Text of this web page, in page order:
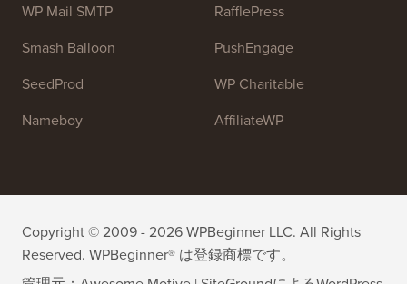
WP Mail SMTP
Smash Balloon
SeedProd
Nameboy
RafflePress
PushEngage
WP Charitable
AffiliateWP
Copyright © 2009 - 2026 WPBeginner LLC. All Rights
Reserved. WPBeginner® は登録商標です。